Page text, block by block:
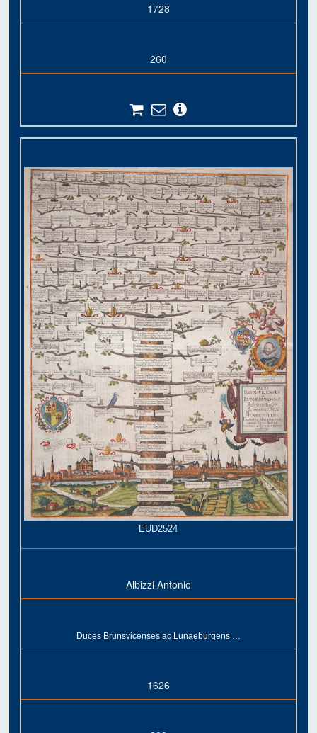
1728
260
EUD2524
Albizzi Antonio
Duces Brunsvicenses ac Lunaeburgens …
1626